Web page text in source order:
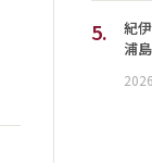
5.
紀
浦